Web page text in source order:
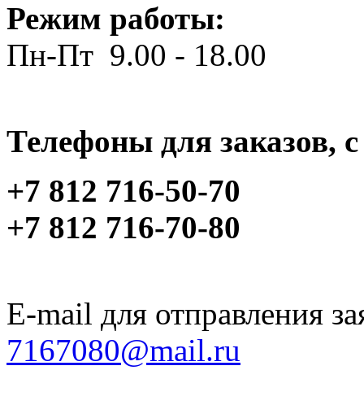
Режим работы:
Пн-Пт 9.00 - 18.00
Телефоны для заказов,
+7 812 716-50-70
+7 812 716-70-80
E-mail для отправления
7167080@mail.ru